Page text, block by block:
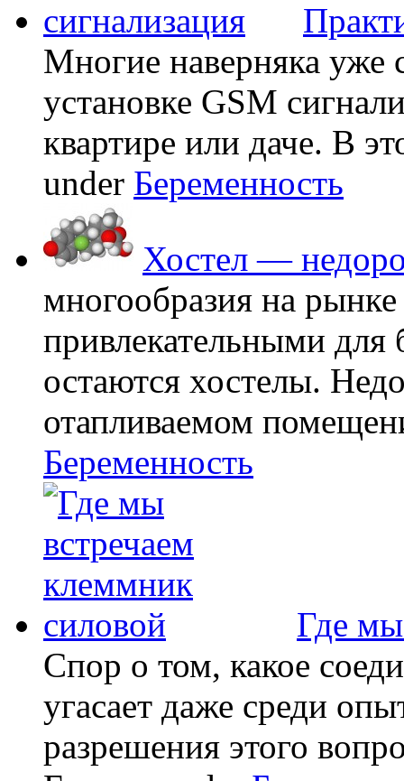
Многие наверняка уже
установке GSM
квартире или даче. В
under Беременность
Хостел —
многообразия на
привлекательными
остаются хостелы.
отапливаемом
Беременность
Где
Спор о том, какое
угасает даже среди
разрешения этого